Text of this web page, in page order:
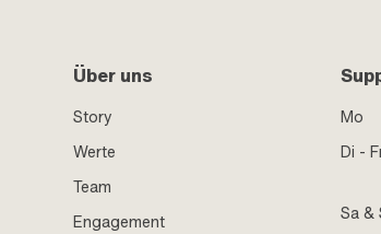
Über uns
Story
Werte
Team
Engagement
Mo
Di -
Sa &